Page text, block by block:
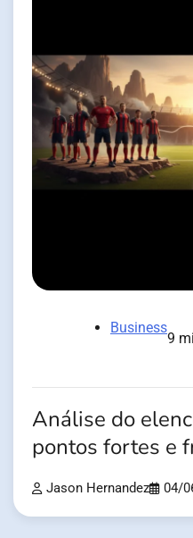
Business
9
Análise do
pontos fortes e
Jason Hernandez 04/